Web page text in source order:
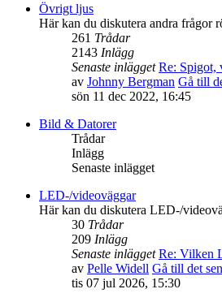
Övrigt ljus
Här kan du diskutera andra frågor
261 Trådar
2143 Inlägg
Senaste inlägget Re: Spigot,
av Johnny Bergman Gå till
sön 11 dec 2022, 16:45
Bild & Datorer
Trådar
Inlägg
Senaste inlägget
LED-/videoväggar
Här kan du diskutera LED-/
30 Trådar
209 Inlägg
Senaste inlägget Re: Vilken
av Pelle Widell Gå till det
tis 07 jul 2026, 15:30